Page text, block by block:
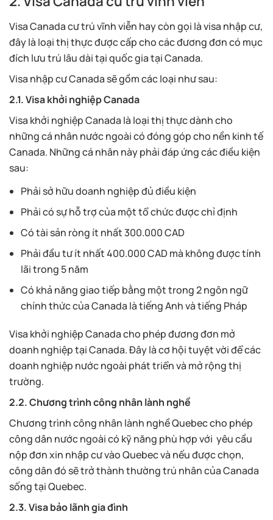
Visa Canada cư trú vĩnh viễn hay còn gọi là visa nhập cư,
đây là loại thị thực được cấp cho các đương đơn có mục
đích lưu trú lâu dài tại quốc gia tại Canada.
Visa nhập cư Canada sẽ gồm các loại như sau:
2.1. Visa khởi nghiệp Canada
Visa khởi nghiệp Canada là loại thị thực dành cho
những cá nhân nước ngoài có đóng góp cho nền kinh tế
Canada. Những cá nhân này phải đáp ứng các điều kiện
sau:
Phải sở hữu doanh nghiệp đủ điều kiện
Phải có sự hỗ trợ của một tổ chức được chỉ định
Có tài sản ròng ít nhất 300.000 CAD
Phải đầu tư ít nhất 400.000 CAD mà không được tính
lãi trong 5 năm
Có khả năng giao tiếp bằng một trong 2 ngôn ngữ
chính thức của Canada là tiếng Anh và tiếng Pháp
Visa khởi nghiệp Canada cho phép đương đơn mở
doanh nghiệp tại Canada. Đây là cơ hội tuyệt vời để các
doanh nghiệp nước ngoài phát triển và mở rộng thị
trường.
2.2. Chương trình công nhân lành nghề
Chương trình công nhân lành nghề Quebec cho phép
công dân nước ngoài có kỹ năng phù hợp với yêu cầu
nộp đơn xin nhập cư vào Quebec và nếu được chọn,
công dân đó sẽ trở thành thường trú nhân của Canada
sống tại Quebec.
2.3. Visa bảo lãnh gia đình